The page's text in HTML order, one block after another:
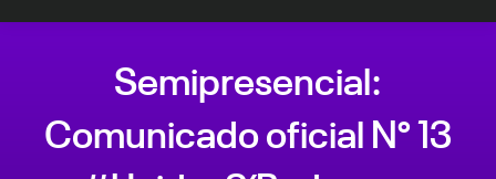
Semipresencial:
Comunicado oficial N° 13